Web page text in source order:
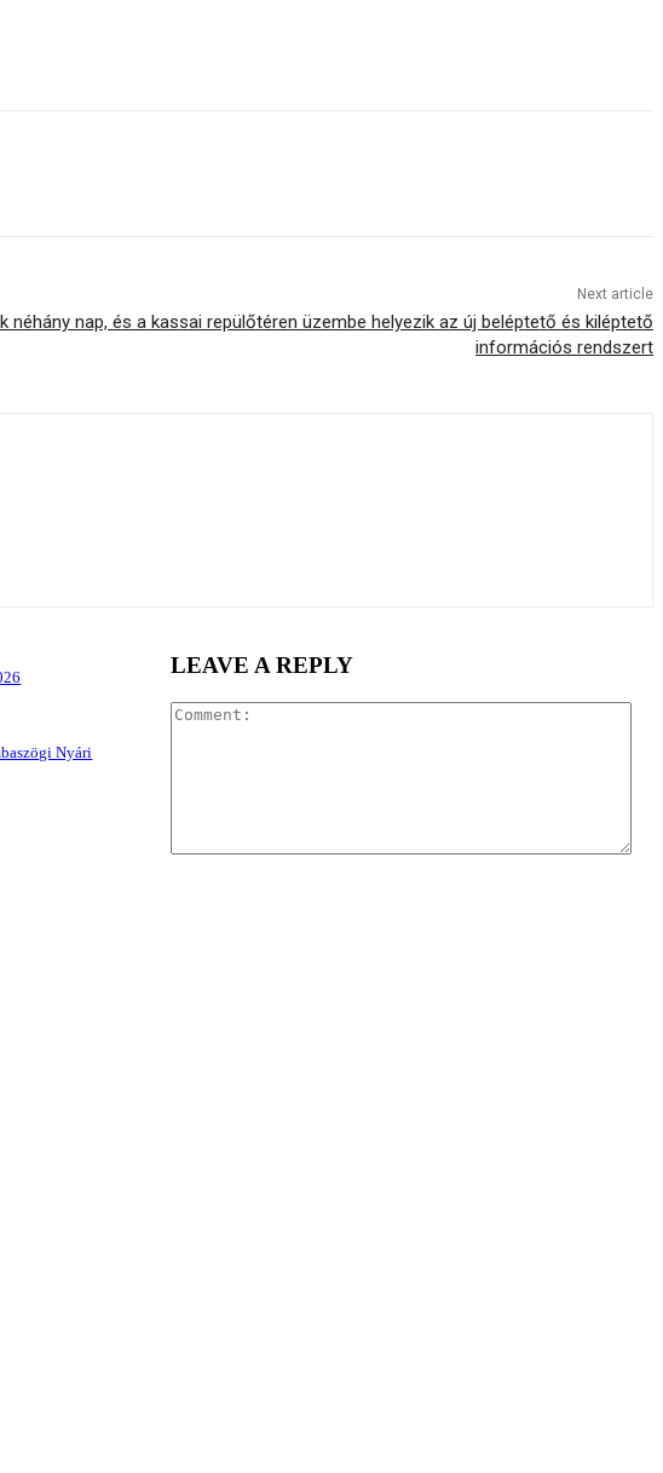
Next article
néhány nap, és a kassai repülőtéren üzembe helyezik az új beléptető és kiléptető
információs rendszert
Nyári
LEAVE A REPLY